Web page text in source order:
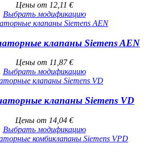
Цены от 12,11 €
Выбрать модификацию
клапаны Siemens AEN
Цены от 11,87 €
Выбрать модификацию
клапаны Siemens VD
Цены от 14,04 €
Выбрать модификацию